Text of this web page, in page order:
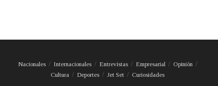
Nacionales Internacionales Entrevistas Empresarial
Opinión
Cultura
Deportes Jet Set Curiosidades